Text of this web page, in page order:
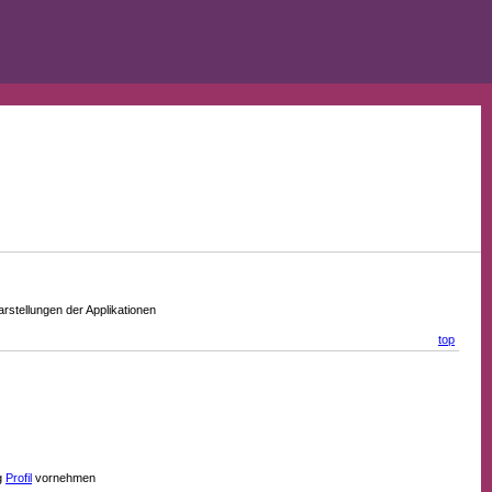
der Applikationen
top
Profil vornehmen